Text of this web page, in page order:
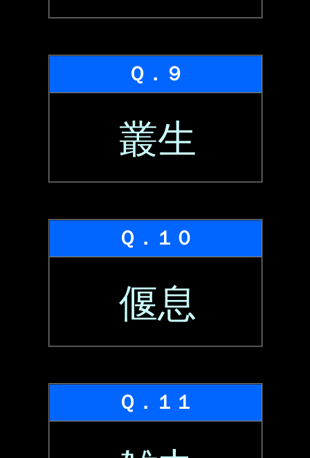
Ｑ．９
叢生
Ｑ．１０
偃息
Ｑ．１１